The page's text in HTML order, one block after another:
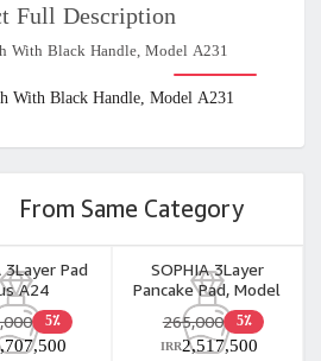
Full Description
With Black Handle, Model A231
With Black Handle, Model A231
From Same Category
3Layer Pad
A24
5٪
SOPHIA 3Layer
Pancake Pad, Model
Z28 2pcs
5٪ 265,000
2,517,500
IRR